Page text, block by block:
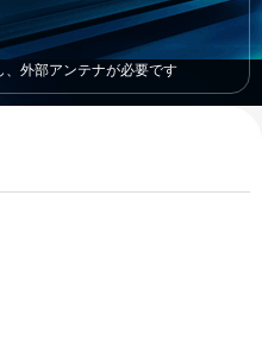
外部アンテナが必要です